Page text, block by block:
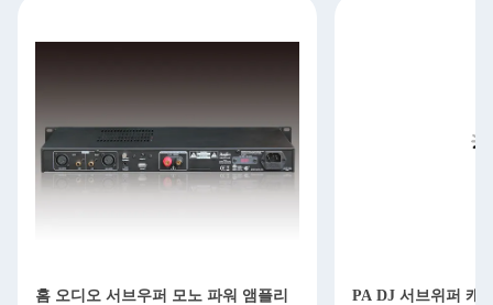
홈 오디오 서브우퍼 모노 파워 앰플리
PA DJ 서브위퍼 캐